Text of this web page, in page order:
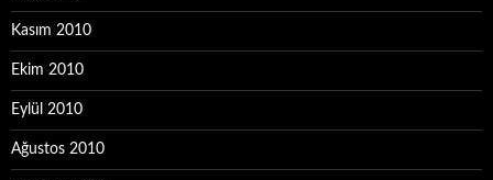
Kasım 2010
Ekim 2010
Eylül 2010
Ağustos 2010